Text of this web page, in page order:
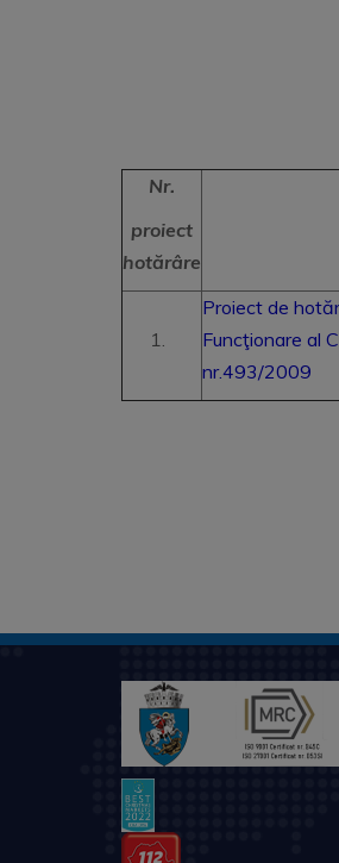
Nr.
proiect
hotărâre
Proiect de
Funcţionare al
nr.493/2009